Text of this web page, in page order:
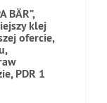
BÄR”,
klej
ofercie,
PDR 1